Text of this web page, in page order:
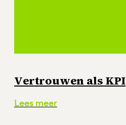
Vertrouwen als KPI
Lees meer